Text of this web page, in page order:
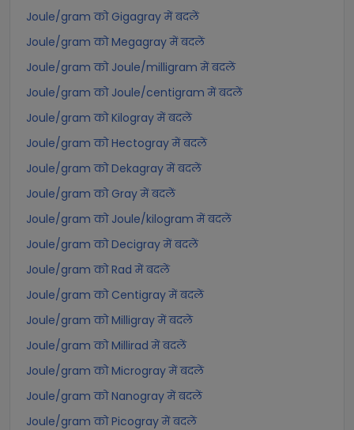
Joule/gram को Gigagray में बदलें
Joule/gram को Megagray में बदलें
Joule/gram को Joule/milligram में बदलें
Joule/gram को Joule/centigram में बदलें
Joule/gram को Kilogray में बदलें
Joule/gram को Hectogray में बदलें
Joule/gram को Dekagray में बदलें
Joule/gram को Gray में बदलें
Joule/gram को Joule/kilogram में बदलें
Joule/gram को Decigray में बदलें
Joule/gram को Rad में बदलें
Joule/gram को Centigray में बदलें
Joule/gram को Milligray में बदलें
Joule/gram को Millirad में बदलें
Joule/gram को Microgray में बदलें
Joule/gram को Nanogray में बदलें
Joule/gram को Picogray में बदलें